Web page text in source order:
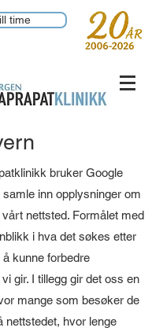
time
bruker Google
inn opplysninger om
nettsted. Formålet med
i hva det søkes etter
kunne forbedre
gir. I tillegg gir det oss en
mange som besøker de
nettstedet, hvor lenge